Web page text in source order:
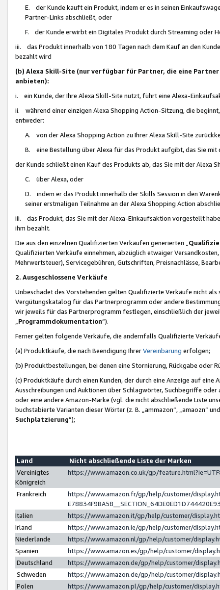
E. der Kunde kauft ein Produkt, indem er es in seinen
Partner-Links abschließt, oder
F. der Kunde erwirbt ein Digitales Produkt durch Streaming oder
iii. das Produkt innerhalb von 180 Tagen nach dem Kauf an den
bezahlt wird
(b) Alexa Skill-Site (nur verfügbar für Partner, die eine
anbieten):
i. ein Kunde, der Ihre Alexa Skill-Site nutzt, führt eine Alexa-
ii. während einer einzigen Alexa Shopping Action-Sitzung, die
entweder:
A. von der Alexa Shopping Action zu Ihrer Alexa Skill-Site
B. eine Bestellung über Alexa für das Produkt aufgibt, das Sie mit
der Kunde schließt einen Kauf des Produkts ab, das Sie mit der Alexa
C. über Alexa, oder
D. indem er das Produkt innerhalb der Skills Session in den
seiner erstmaligen Teilnahme an der Alexa Shopping Action
iii. das Produkt, das Sie mit der Alexa-Einkaufsaktion vorgestellt
ihm bezahlt.
Die aus den einzelnen Qualifizierten Verkäufen generierten „
Qualifizierten Verkäufe einnehmen, abzüglich etwaiger
Mehrwertsteuer), Servicegebühren, Gutschriften, Preisnachlässe,
2. Ausgeschlossene Verkäufe
Unbeschadet des Vorstehenden gelten Qualifizierte Verkäufe nicht
Vergütungskatalog für das Partnerprogramm oder andere
wir jeweils für das Partnerprogramm festlegen, einschließlich der
Programmdokumentation“).
Ferner gelten folgende Verkäufe, die andernfalls Qualifizierte
(a) Produktkäufe, die nach Beendigung IhrerVereinbarung erfolgen;
(b) Produktbestellungen, bei denen eine Stornierung, Rückgabe oder
(c) Produktkäufe durch einen Kunden, der durch eine Anzeige auf
Ausschreibungen und Auktionen über Schlagwörter, Suchbegriffe
oder eine andere Amazon-Marke (vgl. die nicht abschließende Liste
buchstabierte Varianten dieser Wörter (z. B. „ammazon“, „amaozn“
Suchplatzierung”);
Land
Nicht abschließende Liste der Marken
Vereinigtes
Königreich
https://www.amazon.co.uk/gp/
Frankreich
https://www.amazon.fr/gp/help/customer/
Italien
https://www.amazon.it/gp/help/customer/
Irland
https://www.amazon.ie/gp/help/customer/
Niederlande
https://www.amazon.nl/gp/help/customer/
Spanien
https://www.amazon.es/gp/help/customer/
Deutschland
https://www.amazon.de/gp/help/customer/
Schweden
https://www.amazon.de/gp/help/customer/
Polen
https://www.amazon.pl/gp/help/customer/